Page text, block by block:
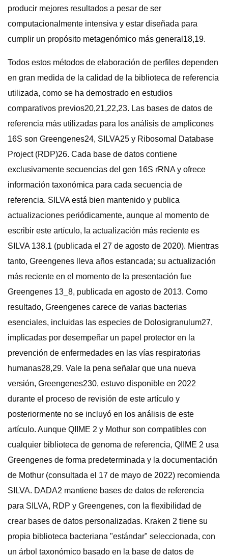
producir mejores resultados a pesar de ser
computacionalmente intensiva y estar diseñada para
cumplir un propósito metagenómico más general18,19.
Todos estos métodos de elaboración de perfiles dependen
en gran medida de la calidad de la biblioteca de referencia
utilizada, como se ha demostrado en estudios
comparativos previos20,21,22,23. Las bases de datos de
referencia más utilizadas para los análisis de amplicones
16S son Greengenes24, SILVA25 y Ribosomal Database
Project (RDP)26. Cada base de datos contiene
exclusivamente secuencias del gen 16S rRNA y ofrece
información taxonómica para cada secuencia de
referencia. SILVA está bien mantenido y publica
actualizaciones periódicamente, aunque al momento de
escribir este artículo, la actualización más reciente es
SILVA 138.1 (publicada el 27 de agosto de 2020). Mientras
tanto, Greengenes lleva años estancada; su actualización
más reciente en el momento de la presentación fue
Greengenes 13_8, publicada en agosto de 2013. Como
resultado, Greengenes carece de varias bacterias
esenciales, incluidas las especies de Dolosigranulum27,
implicadas por desempeñar un papel protector en la
prevención de enfermedades en las vías respiratorias
humanas28,29. Vale la pena señalar que una nueva
versión, Greengenes230, estuvo disponible en 2022
durante el proceso de revisión de este artículo y
posteriormente no se incluyó en los análisis de este
artículo. Aunque QIIME 2 y Mothur son compatibles con
cualquier biblioteca de genoma de referencia, QIIME 2 usa
Greengenes de forma predeterminada y la documentación
de Mothur (consultada el 17 de mayo de 2022) recomienda
SILVA. DADA2 mantiene bases de datos de referencia
para SILVA, RDP y Greengenes, con la flexibilidad de
crear bases de datos personalizadas. Kraken 2 tiene su
propia biblioteca bacteriana "estándar" seleccionada, con
un árbol taxonómico basado en la base de datos de